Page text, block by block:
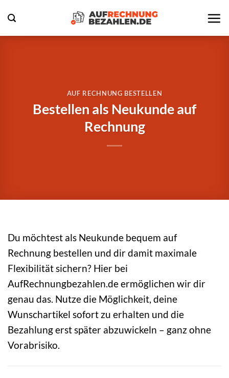
Inhalt
springen
AUF RECHNUNG BESTELLEN
Bestellen als Neukunde auf
Rechnung
Du möchtest als Neukunde bequem auf
Rechnung bestellen und dir damit maximale
Flexibilität sichern? Hier bei
AufRechnungbezahlen.de ermöglichen wir dir
genau das. Nutze die Möglichkeit, deine
Wunschartikel sofort zu erhalten und die
Bezahlung erst später abzuwickeln – ganz ohne
Vorabrisiko.